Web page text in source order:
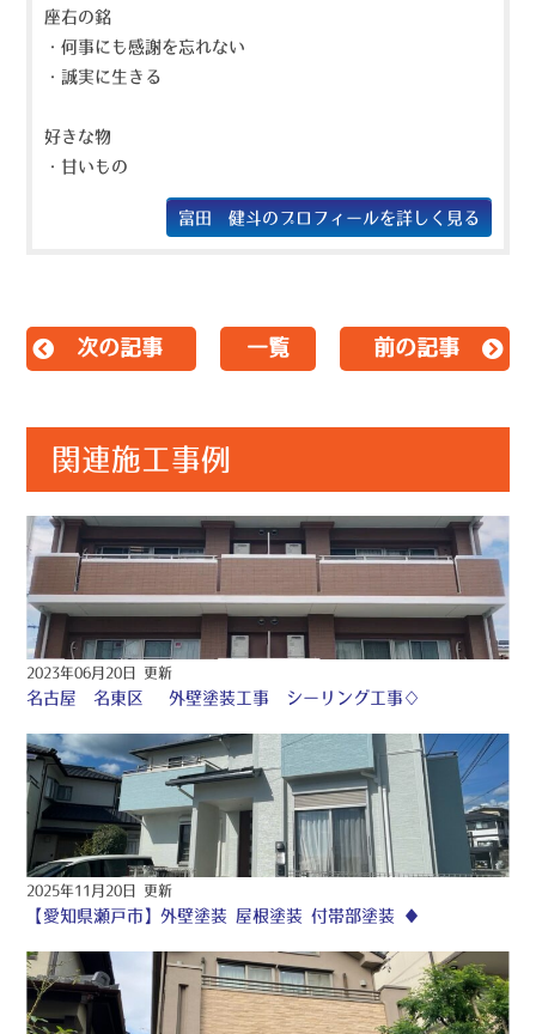
座右の銘
・何事にも感謝を忘れない
・誠実に生きる
好きな物
・甘いもの
富田 健斗のプロフィールを詳しく見る
次の記事 一覧 前の記事
関連施工事例
2023年06月20日 更新
名古屋 名東区 外壁塗装工事 シーリング工事♢
2025年11月20日 更新
【愛知県瀬戸市】外壁塗装 屋根塗装 付帯部塗装 ♦